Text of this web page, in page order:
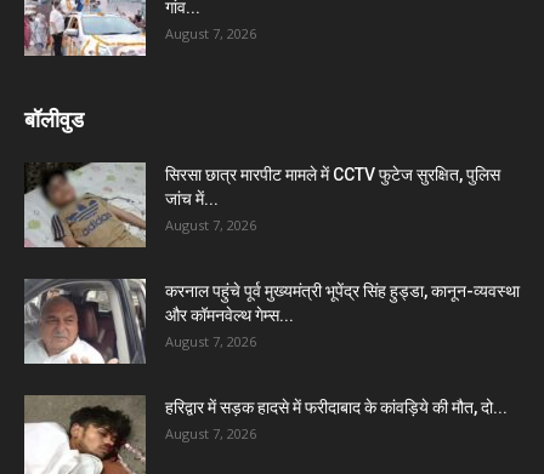
गांव...
August 7, 2026
बॉलीवुड
सिरसा छात्र मारपीट मामले में CCTV फुटेज सुरक्षित, पुलिस
जांच में...
August 7, 2026
करनाल पहुंचे पूर्व मुख्यमंत्री भूपेंद्र सिंह हुड्डा, कानून-व्यवस्था
और कॉमनवेल्थ गेम्स...
August 7, 2026
हरिद्वार में सड़क हादसे में फरीदाबाद के कांवड़िये की मौत, दो...
August 7, 2026